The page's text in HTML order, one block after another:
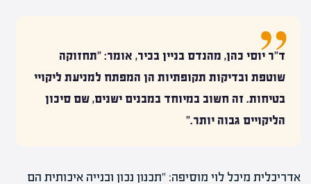
ד"ר יוסי כהן, מהנדס בניין בכיר, אומר: "תחזוקה
שוטפת ובדיקות תקופתיות הן המפתח למניעת ליקויי
בטיחות. זה חשוב במיוחד במבנים ישנים, שם סיכון
הליקויים גבוה יותר."
אדריכלית מיכל לוי מוסיפה: "תכנון נכון ובנייה איכותית הם